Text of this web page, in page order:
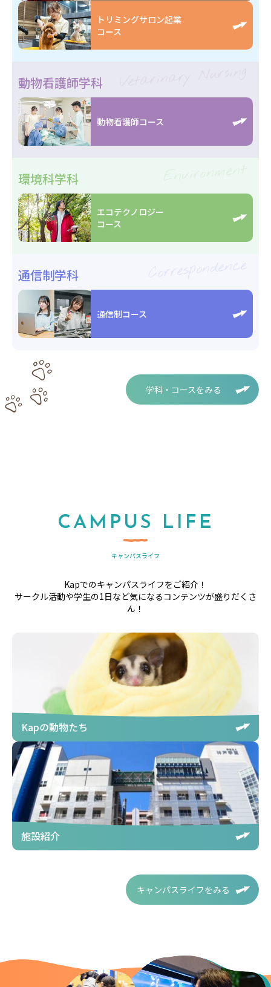
トリミングサロン起業
コース
動物看護師学科
動物看護師コース
環境科学科
エコテクノロジー
コース
通信制学科
通信制コース
学科・コースをみる
CAMPUS LIFE
キャンパスライフ
Kapでのキャンパスライフをご紹介！
サークル活動や学生の1日など気になるコンテンツが盛りだくさ
ん！
Kapの動物たち
施設紹介
キャンパスライフをみる